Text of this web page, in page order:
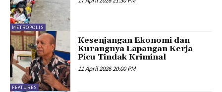
METROPOLIS
FEATURES
Kesenjangan Ekonomi dan
Kurangnya Lapangan Kerja
Picu Tindak Kriminal
11 April 2026 20:00 PM